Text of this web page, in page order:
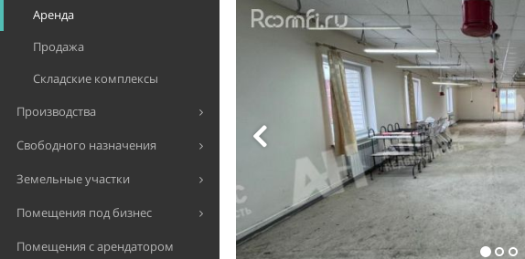
Аренда
Продажа
Складские комплексы
Производства
Свободного назначения
Земельные участки
Помещения под бизнес
Помещения с арендатором